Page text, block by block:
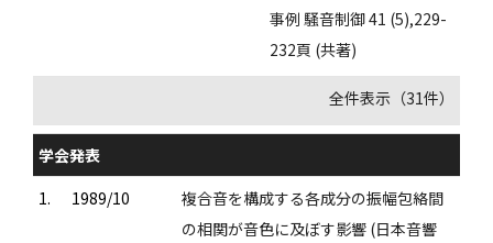
事例 騒音制御 41 (5),229-
232頁 (共著)
全件表示（31件）
学会発表
1.
1989/10
複合音を構成する各成分の振幅包絡間
の相関が音色に及ぼす影響 (日本音響